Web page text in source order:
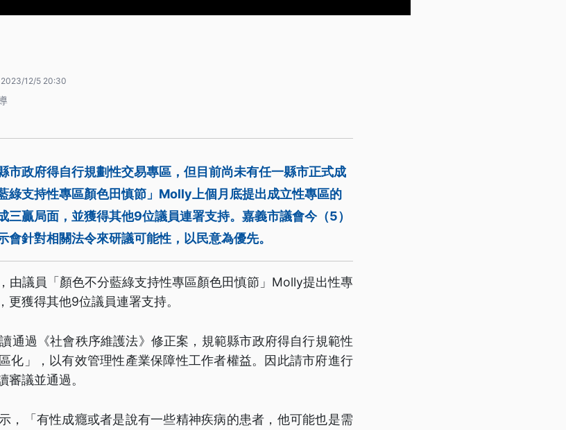
2023/12/5 20:30
市政府得自行規劃性交易專區，但目前尚未有任一縣市正式成
綠支持性專區顏色田慎節」Molly上個月底提出成立性專區的
三贏局面，並獲得其他9位議員連署支持。嘉義市議會今（5）
會針對相關法令來研議可能性，以民意為優先。
由議員「顏色不分藍綠支持性專區顏色田慎節」Molly提出性專
更獲得其他9位議員連署支持。
通過《社會秩序維護法》修正案，規範縣市政府得自行規範性
化」，以有效管理性產業保障性工作者權益。因此請市府進行
議並通過。
，「有性成癮或者是說有一些精神疾病的患者，他可能也是需